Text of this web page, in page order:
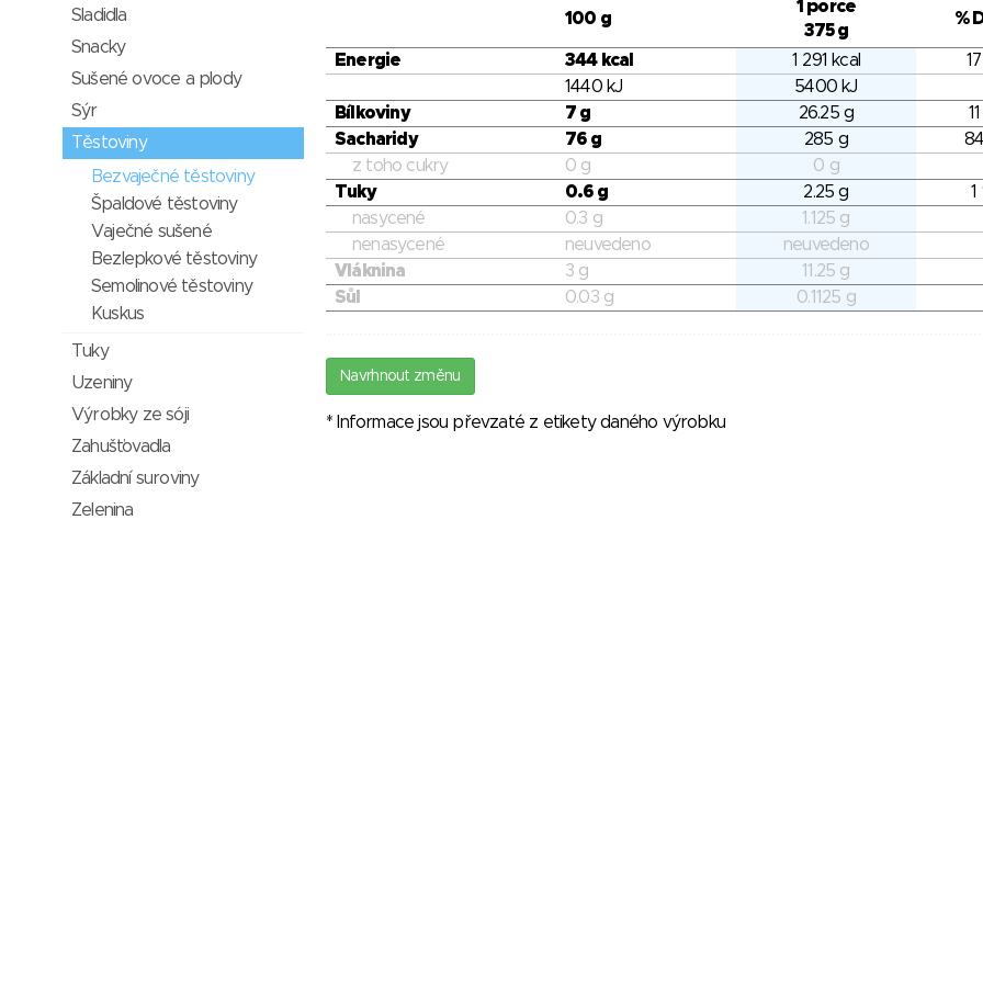
100 g
1 porce
375 g
%
Energie 344 kcal 1 291 kcal
1440 kJ
5400 kJ
Bílkoviny
7 g 26.25 g
Sacharidy
76 g 285 g
z toho cukry
0 g
0 g
Tuky
0.6 g 2.25 g
1
nasycené
0.3 g
1.125 g
nenasycené
neuvedeno
neuvedeno
Vláknina
3 g
11.25 g
Sůl
0.03 g 0.1125 g
Navrhnout změnu
* Informace jsou převzaté z etikety daného výrobku
Sladidla
Snacky
Sušené ovoce a plody
Sýr
Těstoviny
Bezvaječné těstoviny
Špaldové těstoviny
Vaječné sušené
Bezlepkové těstoviny
Semolinové těstoviny
Kuskus
Tuky
Uzeniny
Výrobky ze sóji
Zahušťovadla
Základní suroviny
Zelenina